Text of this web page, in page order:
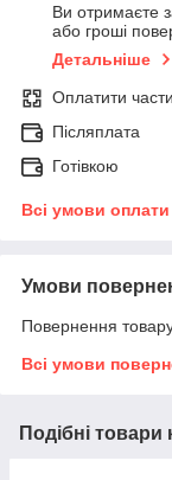
Ви отримаєте
або гроші
Детальніше
Оплатити
Післяплата
Готівкою
Всі умови оплати
Умови
Повернення
Всі умови
Подібні товари